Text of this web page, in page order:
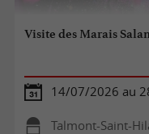
Visite des Marais
14/07/2026 au
Talmont-Saint-